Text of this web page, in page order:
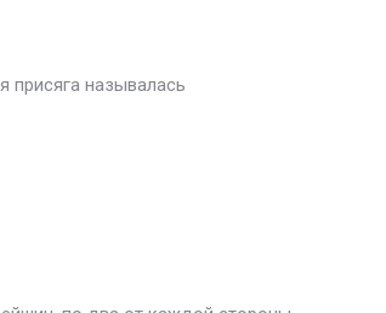
присяга называлась